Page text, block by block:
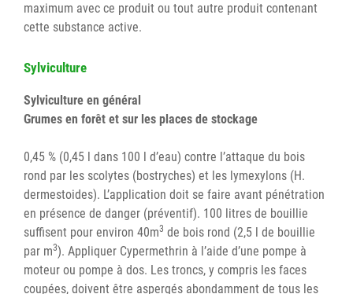
maximum avec ce produit ou tout autre produit contenant
cette substance active.
Sylviculture
Sylviculture en général
Grumes en forêt et sur les places de stockage
0,45 % (0,45 l dans 100 l d’eau) contre l’attaque du bois
rond par les scolytes (bostryches) et les lymexylons (H.
dermestoides). L’application doit se faire avant pénétration
en présence de danger (préventif). 100 litres de bouillie
suffisent pour environ 40m3 de bois rond (2,5 l de bouillie
par m3). Appliquer Cypermethrin à l’aide d’une pompe à
moteur ou pompe à dos. Les troncs, y compris les faces
coupées, doivent être aspergés abondamment de tous les